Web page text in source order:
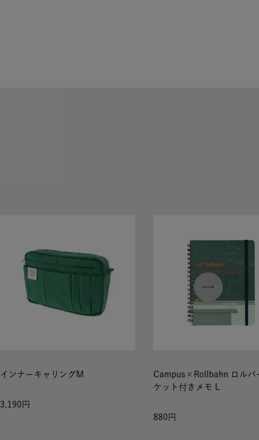
インナーキャリングM
3,190
Campus×Rollbahn ロルバ
ケット付きメモ L
880